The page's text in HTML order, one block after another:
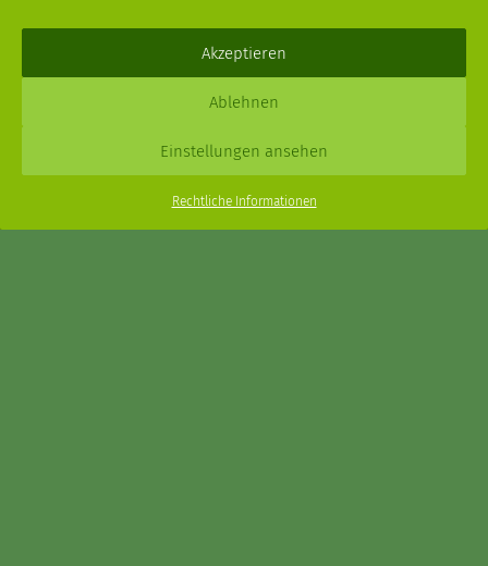
Akzeptieren
Ablehnen
Einstellungen ansehen
Rechtliche Informationen
Menu
XPDT : Marken & Kommunikation